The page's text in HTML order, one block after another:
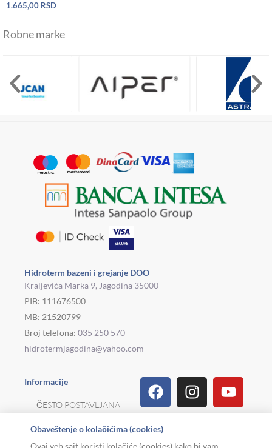
1.665,00 RSD
Robne marke
Hidroterm bazeni i grejanje DOO
Kraljevića Marka 9, Jagodina 35000
PIB: 111676500
MB: 21520799
Broj telefona: 035 250 570
hidrotermjagodina@yahoo.com
Informacije
ČESTO POSTAVLJANA
REKLAMACIJE I
FacebookInstagram
Linkedin
Viber
TiktokPinterest
Obaveštenje o kolačićima (cookies)
Ovaj veb sajt koristi kolačiće (cookies) kako bi vam